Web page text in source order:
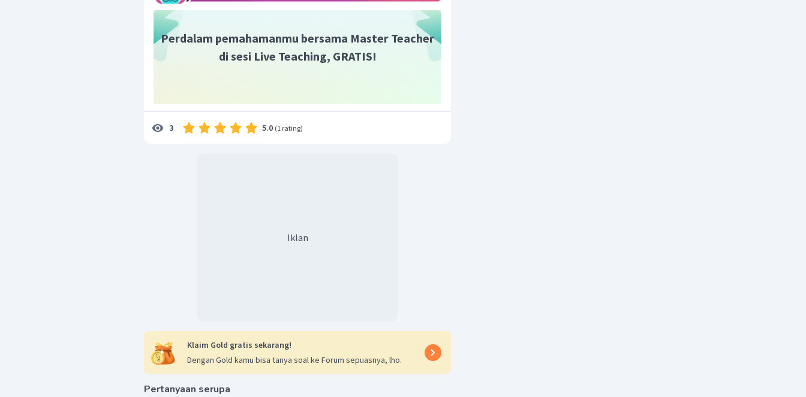
Perdalam pemahamanmu bersama Master Teacher
di sesi Live Teaching, GRATIS!
3 5.0 (1 rating)
Iklan
Klaim Gold gratis sekarang!
Dengan Gold kamu bisa tanya soal ke Forum sepuasnya, lho.
Pertanyaan serupa